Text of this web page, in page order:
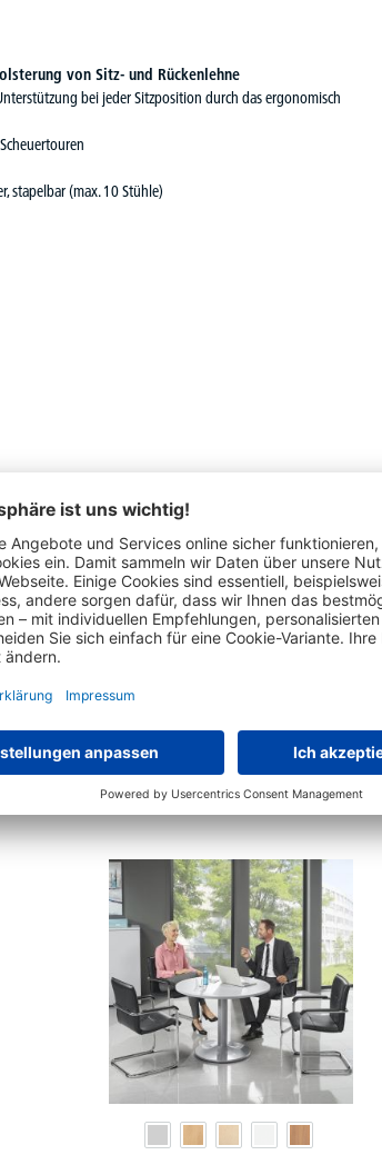
von Sitz- und Rückenlehne
bei jeder Sitzposition durch das ergonomisch
stapelbar (max. 10 Stühle)
DELTA1:
Das hat auch andere Kunden